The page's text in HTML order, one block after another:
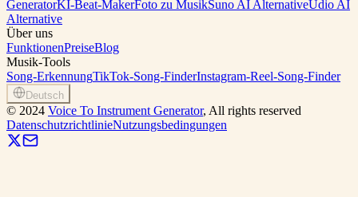
GeneratorKI-Beat-MakerFoto zu MusikSuno AI AlternativeUdio AI
Alternative
Über uns
FunktionenPreiseBlog
Musik-Tools
Song-ErkennungTikTok-Song-FinderInstagram-Reel-Song-Finder
Deutsch
© 2024 Voice To Instrument Generator, All rights reserved
DatenschutzrichtlinieNutzungsbedingungen